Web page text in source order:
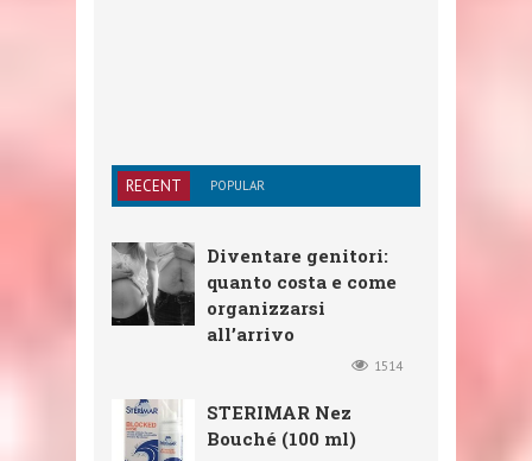
RECENT POPULAR
Diventare genitori:
quanto costa e come
organizzarsi
all’arrivo
1514
STERIMAR Nez
Bouché (100 ml)